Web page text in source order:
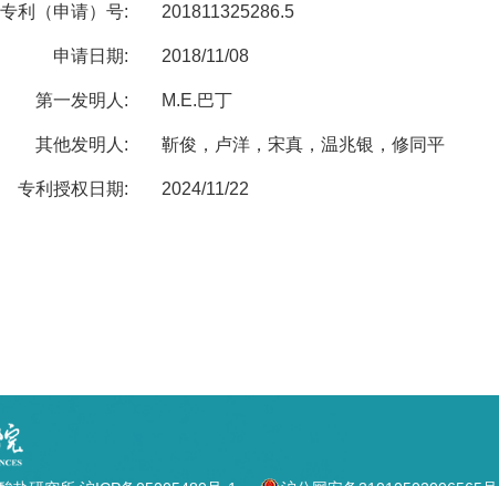
专利（申请）号: 201811325286.5
申请日期: 2018/11/08
第一发明人: M.E.巴丁
其他发明人: 靳俊，卢洋，宋真，温兆银，修同平
专利授权日期: 2024/11/22